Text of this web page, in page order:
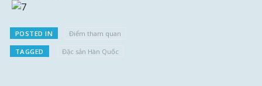
POSTED IN Điểm tham quan
TAGGED Đặc sản Hàn Quốc